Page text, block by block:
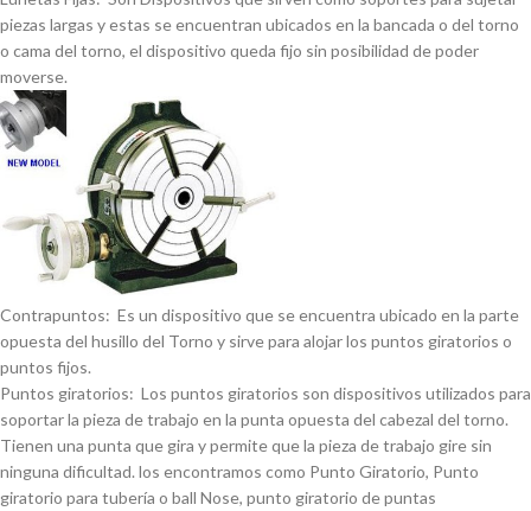
piezas largas y estas se encuentran ubicados en la bancada o del torno
o cama del torno, el dispositivo queda fijo sin posibilidad de poder
moverse.
Contrapuntos: Es un dispositivo que se encuentra ubicado en la parte
opuesta del husillo del Torno y sirve para alojar los puntos giratorios o
puntos fijos.
Puntos giratorios: Los puntos giratorios son dispositivos utilizados para
soportar la pieza de trabajo en la punta opuesta del cabezal del torno.
Tienen una punta que gira y permite que la pieza de trabajo gire sin
ninguna dificultad. los encontramos como Punto Giratorio, Punto
giratorio para tuberí­a o ball Nose, punto giratorio de puntas